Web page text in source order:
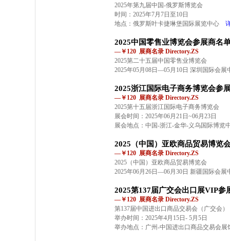
2025年第九届中国-俄罗斯博览会
时间：2025年7月7日至10日
地点：俄罗斯叶卡捷琳堡国际展览中心
2025中国零售业博览会参展商名
—￥120 展商名录 Directory.ZS
2025第二十五届中国零售业博览会
2025年05月08日—05月10日 深圳国际会展
2025浙江国际电子商务博览会参
—￥120 展商名录 Directory.ZS
2025第十五届浙江国际电子商务博览会
展会时间：2025年06月21日~06月23日
展会地点：中国-浙江-金华-义乌国际博览
2025（中国）亚欧商品贸易博览
—￥120 展商名录 Directory.ZS
2025（中国）亚欧商品贸易博览会
2025年06月26日—06月30日 新疆国际会展
2025第137届广交会出口展VIP参
—￥120 展商名录 Directory.ZS
第137届中国进出口商品交易会（广交会）
举办时间：2025年4月15日- 5月5日
举办地点：广州 -中国进出口商品交易会